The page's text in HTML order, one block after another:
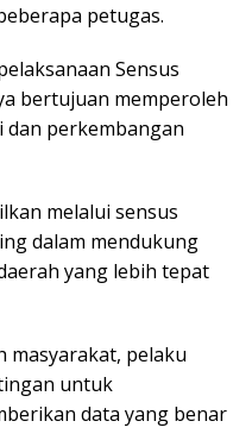
petugas.
Sensus
bertujuan memperoleh
perkembangan
melalui sensus
dalam mendukung
yang lebih tepat
masyarakat, pelaku
untuk
data yang benar